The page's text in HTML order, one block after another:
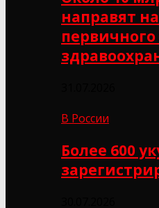
направят
первичного
В России
Более 600